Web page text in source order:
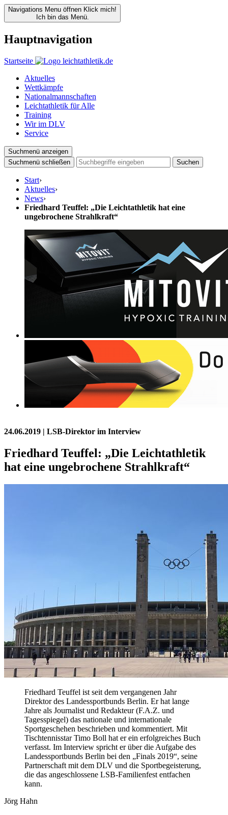
Navigations Menu öffnen Klick mich!
Ich bin das Menü.
Hauptnavigation
Startseite
Aktuelles
Wettkämpfe
Nationalmannschaften
Leichtathletik für Alle
Training
Wir im DLV
Service
Suchmenü anzeigen
Suchmenü schließen
Suchen
Start›
Aktuelles›
News›
Friedhard Teuffel: „Die Leichtathletik hat eine
ungebrochene Strahlkraft“
24.06.2019 | LSB-Direktor im Interview
Friedhard Teuffel: „Die Leichtathletik
hat eine ungebrochene Strahlkraft“
Friedhard Teuffel ist seit dem vergangenen Jahr
Direktor des Landessportbunds Berlin. Er hat lange
Jahre als Journalist und Redakteur (F.A.Z. und
Tagesspiegel) das nationale und internationale
Sportgeschehen beschrieben und kommentiert. Mit
Tischtennisstar Timo Boll hat er ein erfolgreiches Buch
verfasst. Im Interview spricht er über die Aufgabe des
Landessportbunds Berlin bei den „Finals 2019“, seine
Partnerschaft mit dem DLV und die Sportbegeisterung,
die das angeschlossene LSB-Familienfest entfachen
kann.
Jörg Hahn